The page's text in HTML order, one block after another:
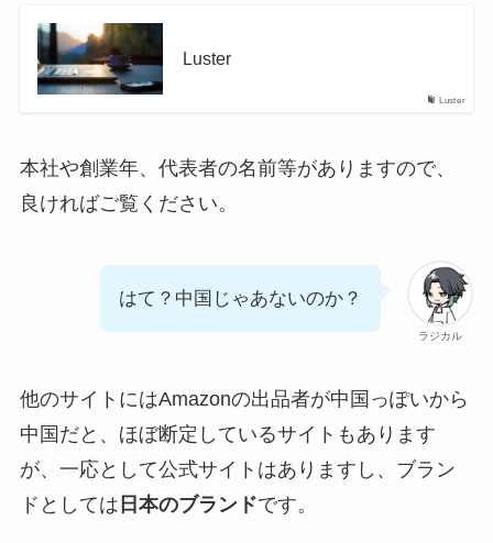
Luster
Luster
本社や創業年、代表者の名前等がありますので、
良ければご覧ください。
ラジカル
はて？中国じゃあないのか？
他のサイトにはAmazonの出品者が中国っぽいから
中国だと、ほぼ断定しているサイトもあります
が、一応として公式サイトはありますし、ブラン
ドとしては 日本のブランドです。